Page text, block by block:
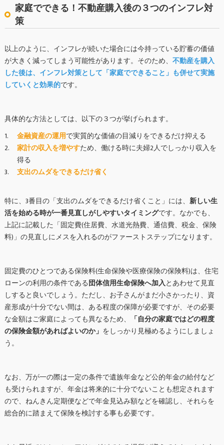
家庭でできる！不動産購入後の３つのインフレ対
策
以上のように、インフレが続いた場合には今持っている貯蓄の価値
が大きく減ってしまう可能性があります。そのため、 不動産を購入
した後は、インフレ対策として「家庭でできること」も併せて実施
していくと効果的です。
具体的な方法としては、以下の３つが挙げられます。
金融資産の運用で実質的な価値の目減りをできるだけ抑える
家計の収入を増やすため、働ける時に夫婦2人でしっかり収入を
得る
支出のムダをできるだけ省く
特に、3番目の「支出のムダをできるだけ省くこと」には、 新しい生
活を始める時が一番見直しがしやすいタイミングです。なかでも、
上記に記載した「固定費(住居費、水道光熱費、通信費、税金、保険
料)」の見直しにメスを入れるのがファーストステップになります。
固定費のひとつである保険料(生命保険や医療保険の保険料)は、住宅
ローンの利用の条件である団体信用生命保険へ加入とあわせて見直
しすると良いでしょう。ただし、お子さんがまだ小さかったり、資
産形成が十分でない間は、ある程度の保障が必要ですが、その必要
な金額はご家庭によっても異なるため、
「自分の家庭ではどの程度
の保険金額があればよいのか」 をしっかり見極めるようにしましょ
う。
なお、万が一の際は一定の条件で遺族年金など公的年金の給付など
も受けられますが、年金は将来的に十分でないことも想定されます
ので、ねんきん定期便などで年金見込み額などを確認し、それらを
総合的に踏まえて保険を検討する事も必要です。